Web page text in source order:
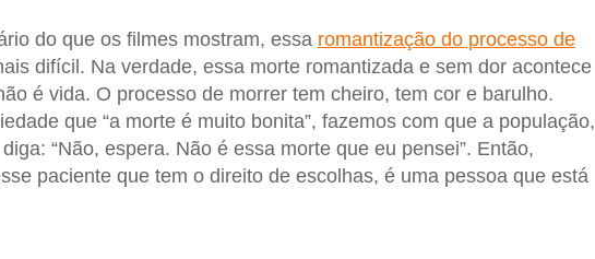
do que os filmes mostram, essa romantização do processo de
difícil. Na verdade, essa morte romantizada e sem dor acontece
é vida. O processo de morrer tem cheiro, tem cor e barulho.
que “a morte é muito bonita”, fazemos com que a população,
“Não, espera. Não é essa morte que eu pensei”. Então,
paciente que tem o direito de escolhas, é uma pessoa que está